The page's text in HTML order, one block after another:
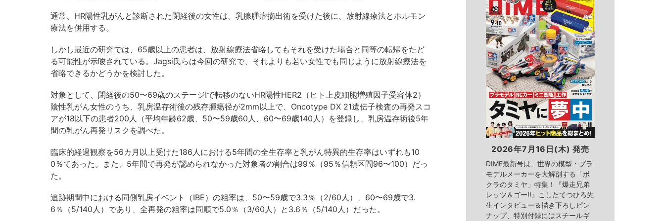
通常、HR陽性乳がんと診断された閉経後の女性は、乳腺腫瘤摘出術を受けた後に、放射線療法とホルモン
療法を併用する。
しかし最近の研究では、65歳以上の患者は、放射線療法省略してもそれを受けた場合と同等の転帰をたど
る可能性が示唆されている。Jagsi氏らは今回の研究で、それよりも若い女性でも同じように放射線療法を
省略できるかどうかを検討した。
対象として、閉経後の50〜69歳のステージIで転移のないHR陽性HER2（ヒト上皮細胞増殖因子受容体2）
陰性乳がん女性のうち、乳房温存術後の残存腫瘍径が2mm以上で、Oncotype DX 21遺伝子検査の再発スコ
アが18以下の患者200人（平均年齢62歳、50〜59歳60人、60〜69歳140人）を登録し、乳房温存術後5年
間の乳がん再発リスクを調べた。
臨床的経過観察を56カ月以上受けた186人における5年間の全生存率と乳がん特異的生存率はいずれも10
0％であった。また、5年間で再発が認められなかった対象者の割合は99％（95％信頼区間96〜100）だっ
た。
追跡期間中における同側乳房イベント（IBE）の粗率は、50〜59歳で3.3％（2/60人）、60〜69歳で3.
6％（5/140人）であり、全再発の粗率は同順で5.0％（3/60人）と3.6％（5/140人）だった。
2026年7月16日(木) 発売
DIME最新号は、世界の模型・プラ
モデルメーカーを大解剖する「ボ
クラのタミヤ」特集！『爆走兄弟
レッツ＆ゴー!!』こしたてつひろ先
生インタビュー＆描き下ろしピン
ナップ、特別付録にはスチールギ